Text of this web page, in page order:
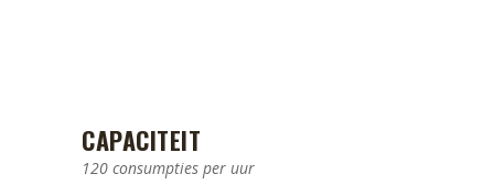
CAPACITEIT
120 consumpties per uur